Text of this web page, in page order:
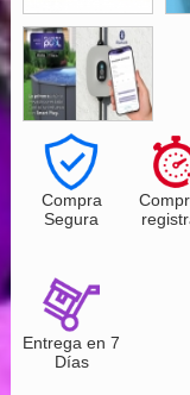
Compra
Segura
Entrega en 7
Días